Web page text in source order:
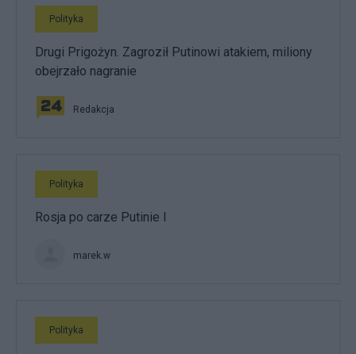
Polityka
Drugi Prigożyn. Zagroził Putinowi atakiem, miliony
obejrzało nagranie
Redakcja
Polityka
Rosja po carze Putinie I
marek.w
Polityka